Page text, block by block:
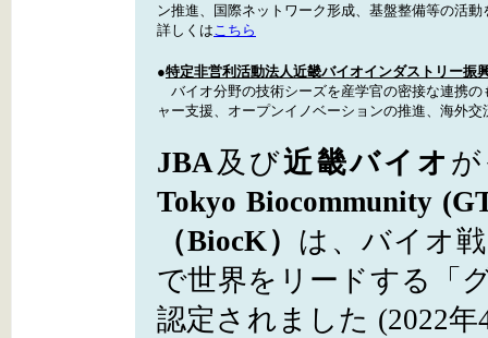
ン推進、国際ネットワーク形成、基盤整備等の活
詳しくはこちら
●特定非営利活動法人近畿バイオインダストリー振
バイオ分野の技術シーズを産学官の密接な連携
ャー支援、オープンイノベーションの推進、海外
JBA及び近畿バイオ
Tokyo Biocommunity
（BiocK） は、バイオ
で世界をリードする「
認定されました (2022